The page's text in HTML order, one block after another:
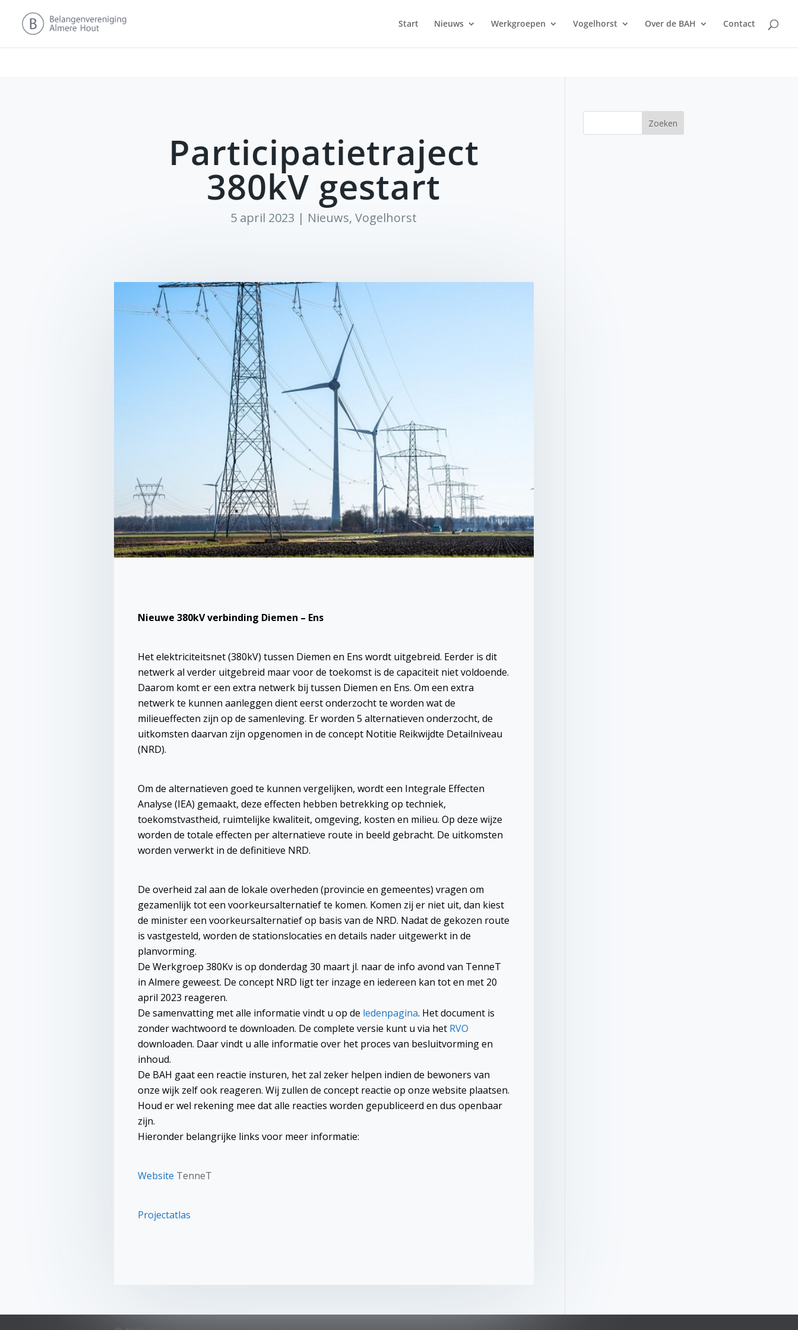
Start Nieuws Werkgroepen Vogelhorst Over de BAH Contact
Participatietraject
380kV gestart
5 april 2023 | Nieuws,Vogelhorst
Nieuwe 380kV verbinding Diemen – Ens
Het elektriciteitsnet (380kV) tussen Diemen en Ens wordt uitgebreid. Eerder is dit
netwerk al verder uitgebreid maar voor de toekomst is de capaciteit niet voldoende.
Daarom komt er een extra netwerk bij tussen Diemen en Ens. Om een extra
netwerk te kunnen aanleggen dient eerst onderzocht te worden wat de
milieueffecten zijn op de samenleving. Er worden 5 alternatieven onderzocht, de
uitkomsten daarvan zijn opgenomen in de concept Notitie Reikwijdte Detailniveau
(NRD).
Om de alternatieven goed te kunnen vergelijken, wordt een Integrale Effecten
Analyse (IEA) gemaakt, deze effecten hebben betrekking op techniek,
toekomstvastheid, ruimtelijke kwaliteit, omgeving, kosten en milieu. Op deze wijze
worden de totale effecten per alternatieve route in beeld gebracht. De uitkomsten
worden verwerkt in de definitieve NRD.
De overheid zal aan de lokale overheden (provincie en gemeentes) vragen om
gezamenlijk tot een voorkeursalternatief te komen. Komen zij er niet uit, dan kiest
de minister een voorkeursalternatief op basis van de NRD. Nadat de gekozen route
is vastgesteld, worden de stationslocaties en details nader uitgewerkt in de
planvorming.
De Werkgroep 380Kv is op donderdag 30 maart jl. naar de info avond van TenneT
in Almere geweest. De concept NRD ligt ter inzage en iedereen kan tot en met 20
april 2023 reageren.
De samenvatting met alle informatie vindt u op de ledenpagina. Het document is
zonder wachtwoord te downloaden. De complete versie kunt u via het RVO
downloaden. Daar vindt u alle informatie over het proces van besluitvorming en
inhoud.
De BAH gaat een reactie insturen, het zal zeker helpen indien de bewoners van
onze wijk zelf ook reageren. Wij zullen de concept reactie op onze website plaatsen.
Houd er wel rekening mee dat alle reacties worden gepubliceerd en dus openbaar
zijn.
Hieronder belangrijke links voor meer informatie:
Website TenneT
Projectatlas